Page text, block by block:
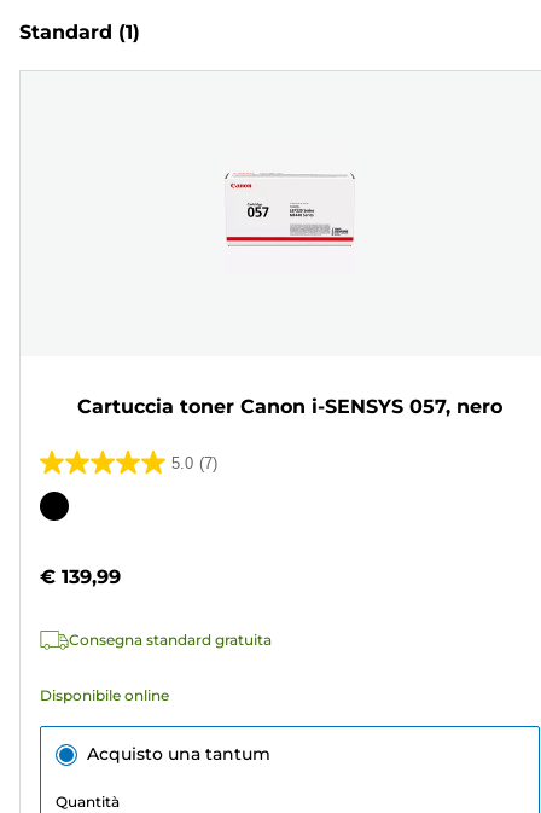
Standard (1)
Cartuccia toner Canon i-SENSYS 057, nero
5.0 (7)
5.0
su
7
Cartuccia
€ 139,99
Consegna standard gratuita
Disponibile online
Acquisto una tantum
Quantità